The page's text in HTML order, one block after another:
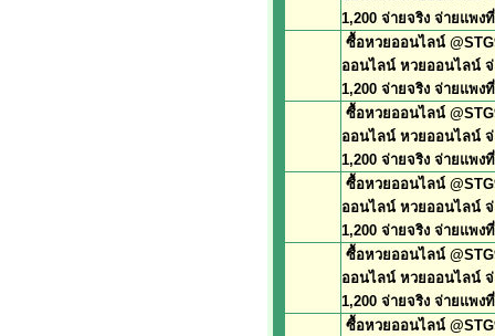
1,200 จ่ายจริง จ่ายแพง
ซื้อหวยออนไลน์
ออนไลน์ หวยออนไลน์ จ่
1,200 จ่ายจริง จ่ายแพง
ซื้อหวยออนไลน์
ออนไลน์ หวยออนไลน์ จ่
1,200 จ่ายจริง จ่ายแพง
ซื้อหวยออนไลน์
ออนไลน์ หวยออนไลน์ จ่
1,200 จ่ายจริง จ่ายแพง
ซื้อหวยออนไลน์
ออนไลน์ หวยออนไลน์ จ่
1,200 จ่ายจริง จ่ายแพง
ซื้อหวยออนไลน์